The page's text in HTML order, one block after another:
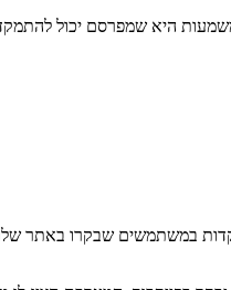
היא שמפרסם יכול
במשתמשים שבקרו באתר